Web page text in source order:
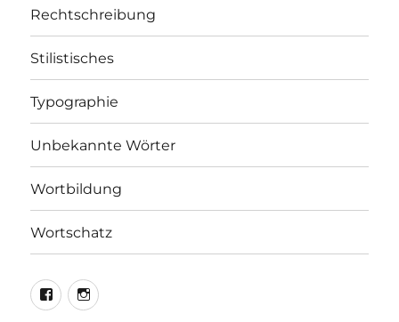
Rechtschreibung
Stilistisches
Typographie
Unbekannte Wörter
Wortbildung
Wortschatz
LEO@Facebook
LEO@Instagram